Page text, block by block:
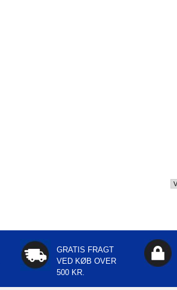
GRATIS FRAGT
VED KØB OVER
500 KR.